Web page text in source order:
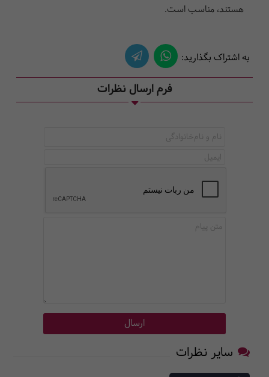
هستند، مناسب است.
به اشتراک بگذارید:
فرم ارسال نظرات
سایر نظرات